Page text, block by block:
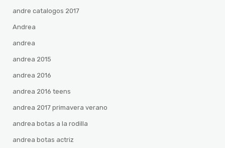
andre catalogos 2017
Andrea
andrea
andrea 2015
andrea 2016
andrea 2016 teens
andrea 2017 primavera verano
andrea botas a la rodilla
andrea botas actriz